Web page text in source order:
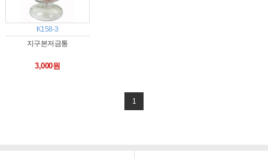
K158-3
지구본저금통
3,000원
1